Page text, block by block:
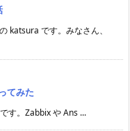
katsura です。みなさん、
てみた
す。Zabbix や Ans ...